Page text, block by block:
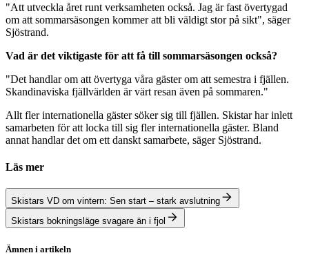
"Att utveckla året runt verksamheten också. Jag är fast övertygad
om att sommarsäsongen kommer att bli väldigt stor på sikt", säger
Sjöstrand.
Vad är det viktigaste för att få till sommarsäsongen också?
"Det handlar om att övertyga våra gäster om att semestra i fjällen.
Skandinaviska fjällvärlden är värt resan även på sommaren."
Allt fler internationella gäster söker sig till fjällen. Skistar har inlett
samarbeten för att locka till sig fler internationella gäster. Bland
annat handlar det om ett danskt samarbete, säger Sjöstrand.
Läs mer
Skistars VD om vintern: Sen start – stark avslutning
Skistars bokningsläge svagare än i fjol
Ämnen i artikeln